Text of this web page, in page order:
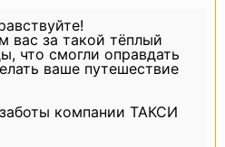
вас за такой тёплый
что смогли оправдать
ваше путешествие
компании ТАКСИ
данных
данных
право:
касающуюся
данных,
случаев,
федеральными
предоставляются
данных
форме, и в них